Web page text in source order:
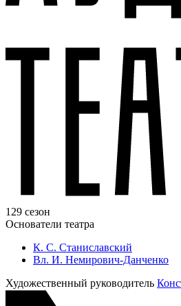
129 сезон
Основатели театра
К. С. Станиславский
Вл. И. Немирович-Данченко
Художественный руководитель